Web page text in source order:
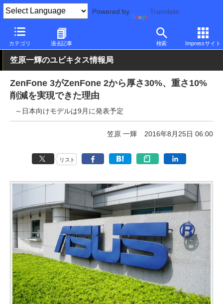
Powered by Translate
カテゴリ 過去記事 検索 Impressサイト
PC Watch パソコン/タブレット/スマートフォン スマートフォン
笠原一輝のユビキタス情報局
ZenFone 3がZenFone 2から厚さ30%、重さ10%
削減を実現できた理由
～日本向けモデルは9月に発表予定
笠原 一輝 2016年8月25日 06:00
リスト